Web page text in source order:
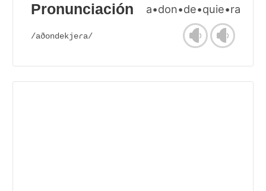
Pronunciación a•don•de•quie•ra
/aðondekjeɾa/